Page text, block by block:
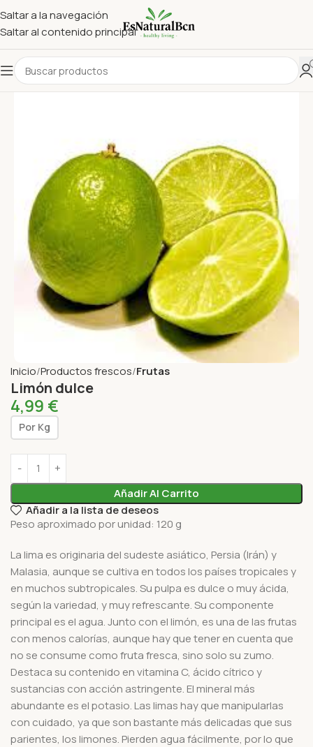
Saltar a la navegación
Saltar al contenido principal
Inicio Productos frescos Frutas
Limón dulce
4,99 €
Por Kg
Añadir Al Carrito
Añadir a la lista de deseos
Peso aproximado por unidad: 120 g
La lima es originaria del sudeste asiático, Persia (Irán) y
Malasia, aunque se cultiva en todos los países tropicales y
en muchos subtropicales. Su pulpa es dulce o muy ácida,
según la variedad, y muy refrescante. Su componente
principal es el agua. Junto con el limón, es una de las frutas
con menos calorías, aunque hay que tener en cuenta que
no se consume como fruta fresca, sino solo su zumo.
Destaca su contenido en vitamina C, ácido cítrico y
sustancias con acción astringente. El mineral más
abundante es el potasio. Las limas hay que manipularlas
con cuidado, ya que son bastante más delicadas que sus
parientes, los limones. Pierden agua fácilmente, por lo que